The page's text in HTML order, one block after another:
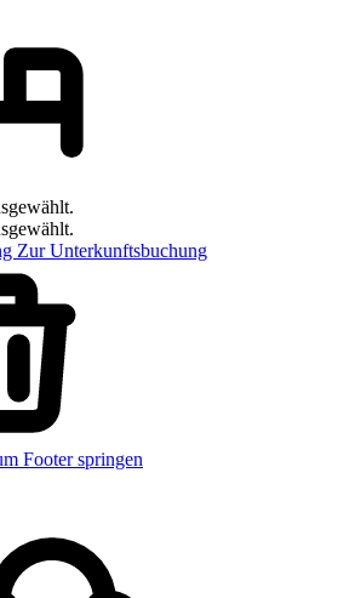
Zur Unterkunftsbuchung
Footer springen